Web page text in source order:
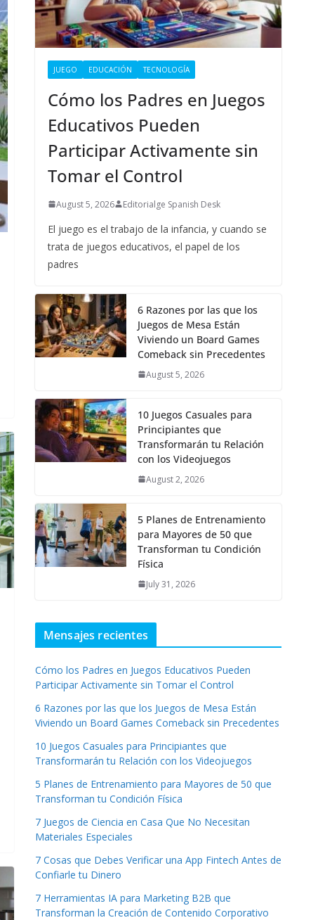
JUEGO EDUCACIÓN TECNOLOGÍA
Cómo los Padres en Juegos
Educativos Pueden
Participar Activamente sin
Tomar el Control
August 5, 2026 Editorialge Spanish Desk
El juego es el trabajo de la infancia, y cuando se
trata de juegos educativos, el papel de los
padres
6 Razones por las que los
Juegos de Mesa Están
Viviendo un Board Games
Comeback sin Precedentes
August 5, 2026
10 Juegos Casuales para
Principiantes que
Transformarán tu Relación
con los Videojuegos
August 2, 2026
5 Planes de Entrenamiento
para Mayores de 50 que
Transforman tu Condición
Física
July 31, 2026
Mensajes recientes
Cómo los Padres en Juegos Educativos Pueden
Participar Activamente sin Tomar el Control
6 Razones por las que los Juegos de Mesa Están
Viviendo un Board Games Comeback sin Precedentes
10 Juegos Casuales para Principiantes que
Transformarán tu Relación con los Videojuegos
5 Planes de Entrenamiento para Mayores de 50 que
Transforman tu Condición Física
7 Juegos de Ciencia en Casa Que No Necesitan
Materiales Especiales
7 Cosas que Debes Verificar una App Fintech Antes de
Confiarle tu Dinero
7 Herramientas IA para Marketing B2B que
Transforman la Creación de Contenido Corporativo